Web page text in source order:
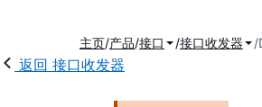
主页 产品 接口 接口收发器
返回 接口收发器